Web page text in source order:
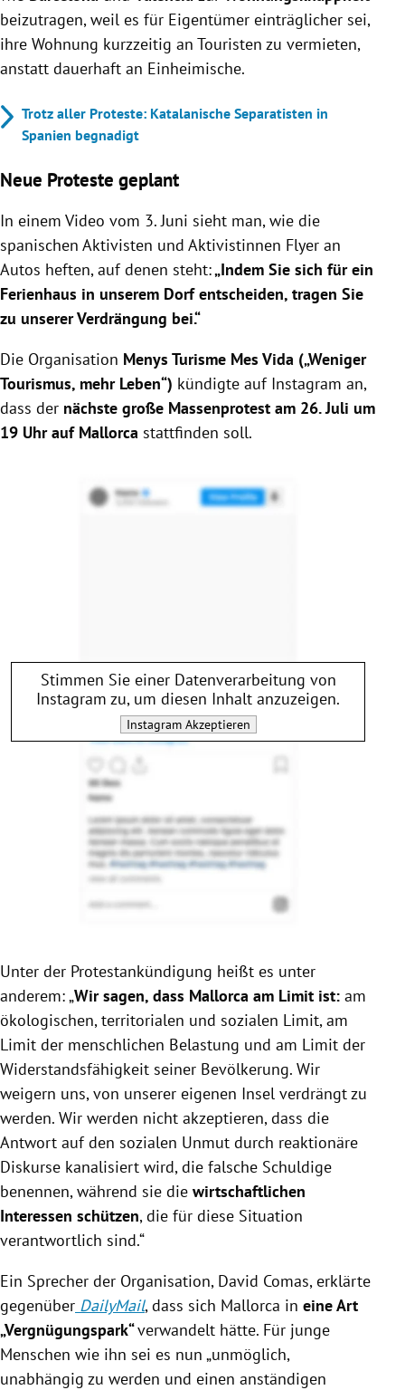
beizutragen, weil es für Eigentümer einträglicher sei,
ihre Wohnung kurzzeitig an Touristen zu vermieten,
anstatt dauerhaft an Einheimische.
Trotz aller Proteste: Katalanische Separatisten in
Spanien begnadigt
Neue Proteste geplant
In einem Video vom 3. Juni sieht man, wie die
spanischen Aktivisten und Aktivistinnen Flyer an
Autos heften, auf denen steht:„Indem Sie sich für ein
Ferienhaus in unserem Dorf entscheiden, tragen Sie
zu unserer Verdrängung bei.“
Die Organisation Menys Turisme Mes Vida („Weniger
Tourismus, mehr Leben“) kündigte auf Instagram an,
dass der nächste große Massenprotest am 26. Juli um
19 Uhr auf Mallorca stattfinden soll.
Stimmen Sie einer Datenverarbeitung von
Instagram zu, um diesen Inhalt anzuzeigen.
InstagramAkzeptieren
Unter der Protestankündigung heißt es unter
anderem: „Wir sagen, dass Mallorca am Limit ist: am
ökologischen, territorialen und sozialen Limit, am
Limit der menschlichen Belastung und am Limit der
Widerstandsfähigkeit seiner Bevölkerung. Wir
weigern uns, von unserer eigenen Insel verdrängt zu
werden. Wir werden nicht akzeptieren, dass die
Antwort auf den sozialen Unmut durch reaktionäre
Diskurse kanalisiert wird, die falsche Schuldige
benennen, während sie die wirtschaftlichen
Interessen schützen, die für diese Situation
verantwortlich sind.“
Ein Sprecher der Organisation, David Comas, erklärte
gegenüber DailyMail, dass sich Mallorca in eine Art
„Vergnügungspark“verwandelt hätte. Für junge
Menschen wie ihn sei es nun „unmöglich,
unabhängig zu werden und einen anständigen